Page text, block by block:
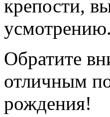
крепости,
усмотрению.
Обратите
отличным
рождения!